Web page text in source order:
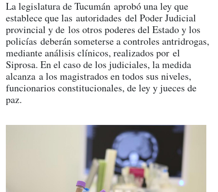
La legislatura de Tucumán aprobó una ley que
establece que las autoridades del Poder Judicial
provincial y de los otros poderes del Estado y los
policías deberán someterse a controles antridrogas,
mediante análisis clínicos, realizados por el
Siprosa. En el caso de los judiciales, la medida
alcanza a los magistrados en todos sus niveles,
funcionarios constitucionales, de ley y jueces de
paz.